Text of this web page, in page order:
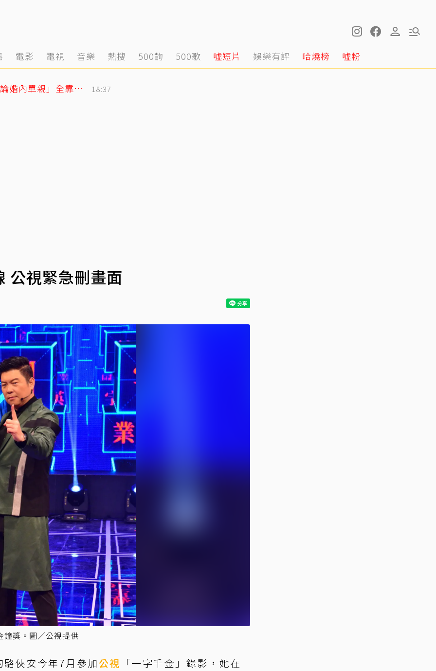
電影 電視 音樂 熱搜 500齣 500歌 噓短片 娛樂有評 哈燒榜 噓粉
獨／把父親名字刺手上！楊千霈感念「無論婚內單親」全靠老爸當後盾 18:37
公視緊急刪畫面
鐘獎。圖／公視提供
俠安今年7月參加公視 「一字千金」錄影，她在